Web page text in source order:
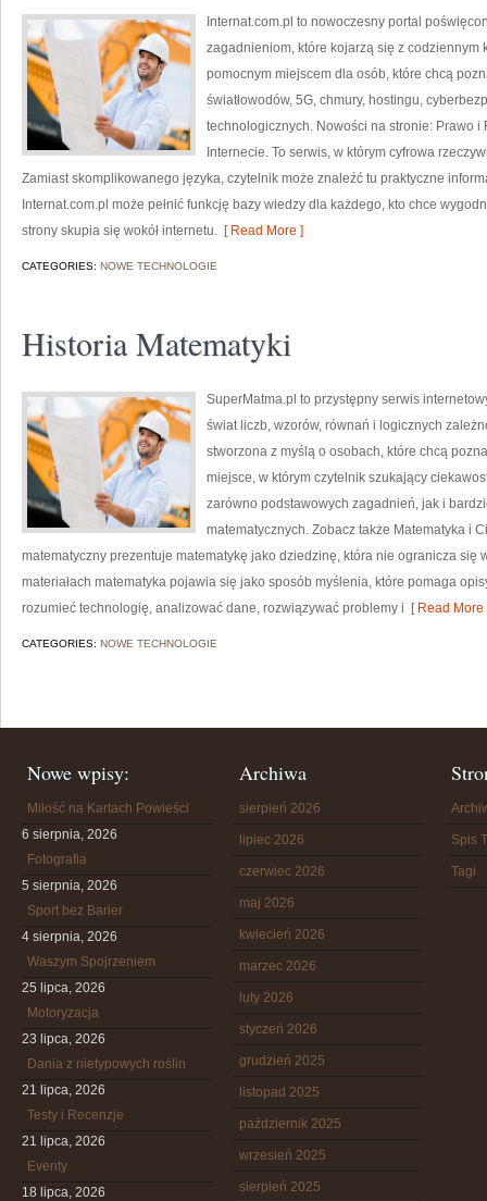
Internat.com.pl to nowoczesny portal
zagadnieniom, które kojarzą się z codziennym
pomocnym miejscem dla osób, które chcą
światłowodów, 5G, chmury, hostingu,
technologicznych. Nowości na stronie: Prawo
Internecie. To serwis, w którym cyfrowa
Zamiast skomplikowanego języka, czytelnik może znaleźć tu praktyczne
Internat.com.pl może pełnić funkcję bazy wiedzy dla każdego, kto chce
strony skupia się wokół internetu. [ Read More ]
CATEGORIES: NOWE TECHNOLOGIE
Historia Matematyki
SuperMatma.pl to przystępny serwis
świat liczb, wzorów, równań i logicznych
stworzona z myślą o osobach, które chcą
miejsce, w którym czytelnik szukający
zarówno podstawowych zagadnień, jak i
matematycznych. Zobacz także Matematyka i
matematyczny prezentuje matematykę jako dziedzinę, która nie ogranicza się
materiałach matematyka pojawia się jako sposób myślenia, które pomaga
rozumieć technologię, analizować dane, rozwiązywać problemy i [ Read More
CATEGORIES: NOWE TECHNOLOGIE
Nowe wpisy:
Miłość na Kartach Powieści
6 sierpnia, 2026
Fotografia
5 sierpnia, 2026
Sport bez Barier
4 sierpnia, 2026
Waszym Spojrzeniem
25 lipca, 2026
Motoryzacja
23 lipca, 2026
Dania z nietypowych roślin
21 lipca, 2026
Testy i Recenzje
21 lipca, 2026
Eventy
18 lipca, 2026
Archiwa
sierpień 2026
lipiec 2026
czerwiec 2026
maj 2026
kwiecień 2026
marzec 2026
luty 2026
styczeń 2026
grudzień 2025
listopad 2025
październik 2025
wrzesień 2025
sierpień 2025
Spis
Tagi